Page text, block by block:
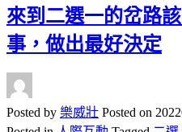
來到二選一的岔路
事，做出最好決定
Posted by 樂威壯 Posted on